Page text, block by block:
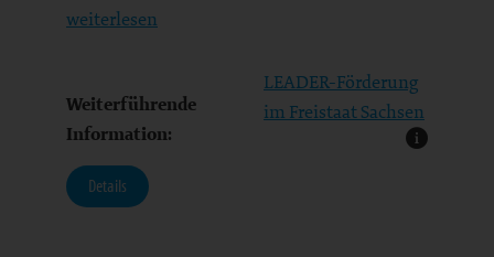
usw.).
weiterlesen
Weiterführende
Information:
LEADER-Förderung
im Freistaat Sachsen
Details